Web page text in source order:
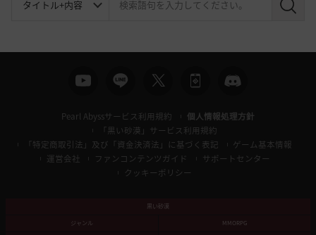
検
Pearl Abyssサービス利用規約
個人情報処理方針
「黒い砂漠」サービス利用規約
「特定商取引法」及び「資金決済法」に基づく表記
ゲーム基本情報
運営会社
ファンコンテンツガイド
サポートセンター
クッキーポリシー
黒い砂漠
ジャンル
MMORPG